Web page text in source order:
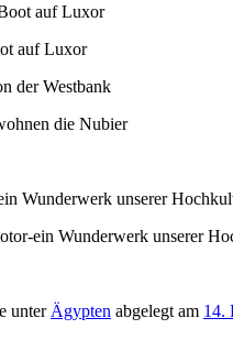
auf Luxor
die Nubier
ein Wunderwerk unserer
unter Ägypten abgelegt am 14.